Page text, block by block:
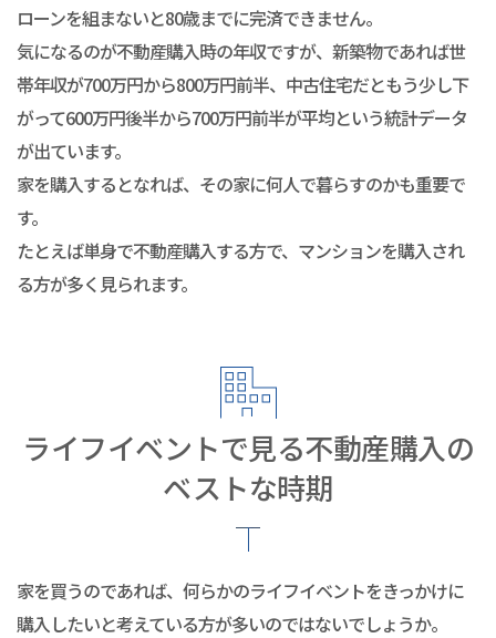
ローンを組まないと80歳までに完済できません。
気になるのが不動産購入時の年収ですが、新築物であれば世
帯年収が700万円から800万円前半、中古住宅だともう少し下
がって600万円後半から700万円前半が平均という統計データ
が出ています。
家を購入するとなれば、その家に何人で暮らすのかも重要で
す。
たとえば単身で不動産購入する方で、マンションを購入され
る方が多く見られます。
ライフイベントで見る不動産購入の
ベストな時期
家を買うのであれば、何らかのライフイベントをきっかけに
購入したいと考えている方が多いのではないでしょうか。